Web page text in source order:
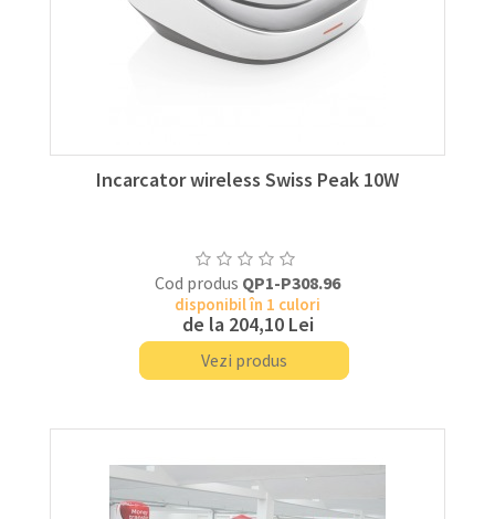
Incarcator wireless Swiss Peak 10W
Cod produs QP1-P308.96
disponibil în 1 culori
de la 204,10 Lei
Vezi produs